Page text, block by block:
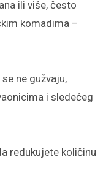
ili više, često
komadima –
ne gužvaju,
i sledećeg
redukujete količinu